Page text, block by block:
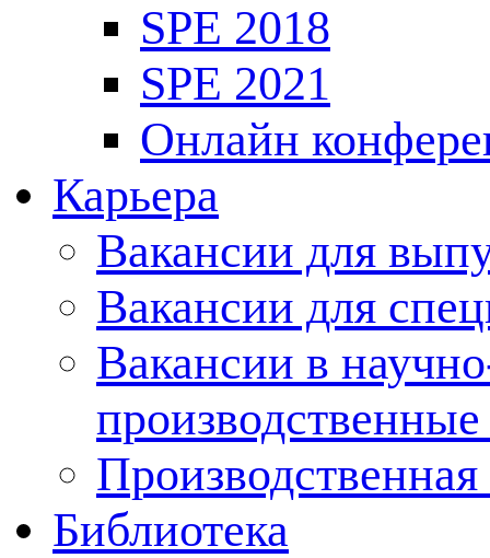
SPE 2018
SPE 2021
Онлайн
Карьера
Вакансии для
Вакансии для
Вакансии в
Производственная
Библиотека